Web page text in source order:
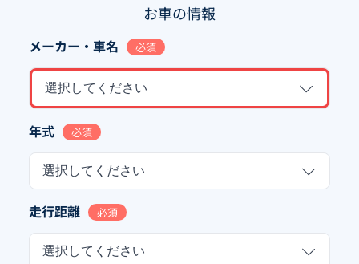
お車の情報
メーカー・車名 必須
選択してください
年式 必須
選択してください
走行距離 必須
選択してください